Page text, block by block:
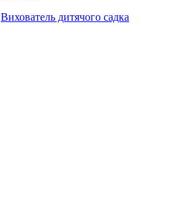
Вихователь дитячого садка